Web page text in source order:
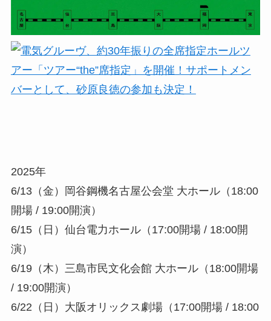
2025年
6/13（金）岡谷鋼機名古屋公会堂 大ホール（18:00
開場 / 19:00開演）
6/15（日）仙台電力ホール（17:00開場 / 18:00開
演）
6/19（木）三島市民文化会館 大ホール（18:00開場
/ 19:00開演）
6/22（日）大阪オリックス劇場（17:00開場 / 18:00